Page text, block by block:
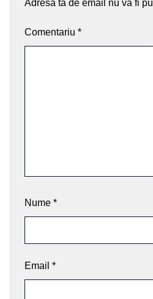
Adresa ta de email nu va fi
Comentariu *
Nume *
Email *